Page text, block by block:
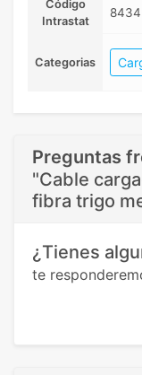
Código
Intrastat
Categorias
Preguntas
"Cable
fibra trigo
¿Tienes
te